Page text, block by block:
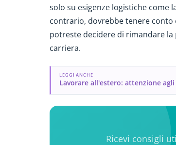
solo su esigenze logistiche come
contrario, dovrebbe tenere conto
potreste decidere di rimandare
carriera.
LEGGI ANCHE
Lavorare all'estero: attenzione
Ricevi consigli